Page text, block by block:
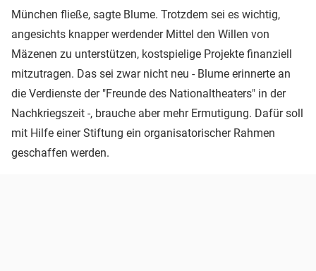
München fließe, sagte Blume. Trotzdem sei es wichtig,
angesichts knapper werdender Mittel den Willen von
Mäzenen zu unterstützen, kostspielige Projekte finanziell
mitzutragen. Das sei zwar nicht neu - Blume erinnerte an
die Verdienste der "Freunde des Nationaltheaters" in der
Nachkriegszeit -, brauche aber mehr Ermutigung. Dafür soll
mit Hilfe einer Stiftung ein organisatorischer Rahmen
geschaffen werden.